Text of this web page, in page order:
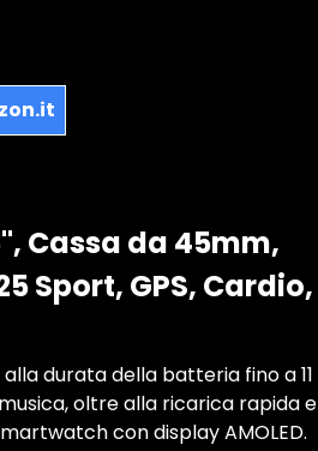
Cassa da 45mm,
Sport, GPS, Cardio,
durata della batteria fino a 11
oltre alla ricarica rapida e
con display AMOLED.